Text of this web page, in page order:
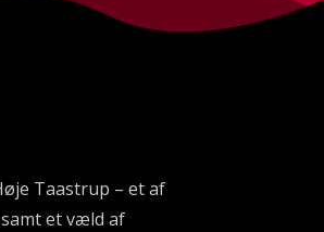
Taastrup – et af
et væld af